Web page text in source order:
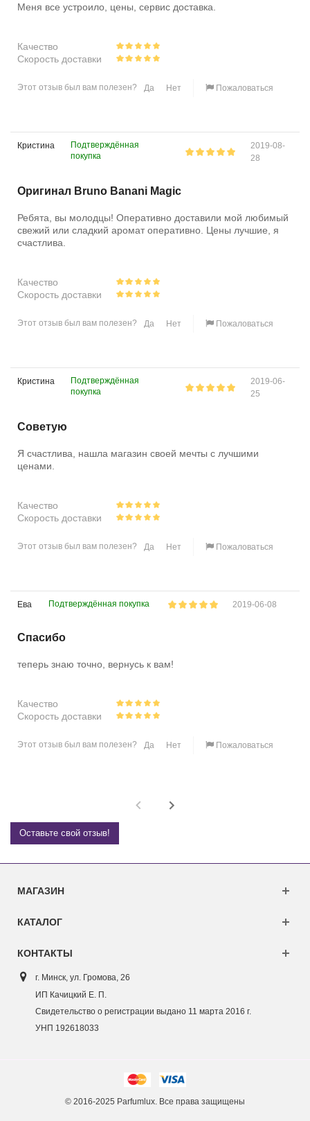
Меня все устроило, цены, сервис доставка.
Качество
Скорость доставки
Этот отзыв был вам полезен? Да Нет Пожаловаться
Кристина
Подтверждённая
покупка
2019-08-
28
Оригинал Bruno Banani Magic
Ребята, вы молодцы! Оперативно доставили мой любимый
свежий или сладкий аромат оперативно. Цены лучшие, я
счастлива.
Качество
Скорость доставки
Этот отзыв был вам полезен? Да Нет Пожаловаться
Кристина
Подтверждённая
покупка
2019-06-
25
Советую
Я счастлива, нашла магазин своей мечты с лучшими
ценами.
Качество
Скорость доставки
Этот отзыв был вам полезен? Да Нет Пожаловаться
Ева Подтверждённая покупка 2019-06-08
Спасибо
теперь знаю точно, вернусь к вам!
Качество
Скорость доставки
Этот отзыв был вам полезен? Да Нет Пожаловаться
Оставьте свой отзыв!
МАГАЗИН
КАТАЛОГ
КОНТАКТЫ
г. Минск, ул. Громова, 26
ИП Качицкий Е. П.
Свидетельство о регистрации выдано 11 марта 2016 г.
УНП 192618033
© 2016-2025 Parfumlux. Все права защищены